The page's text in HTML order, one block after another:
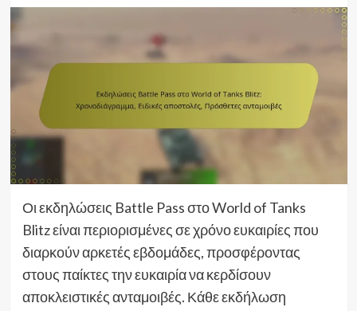
Οι εκδηλώσεις Battle Pass στο World of Tanks
Blitz είναι περιορισμένες σε χρόνο ευκαιρίες που
διαρκούν αρκετές εβδομάδες, προσφέροντας
στους παίκτες την ευκαιρία να κερδίσουν
αποκλειστικές ανταμοιβές. Κάθε εκδήλωση